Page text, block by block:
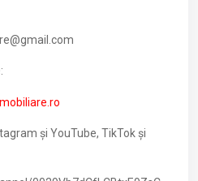
și YouTube, TikTok și